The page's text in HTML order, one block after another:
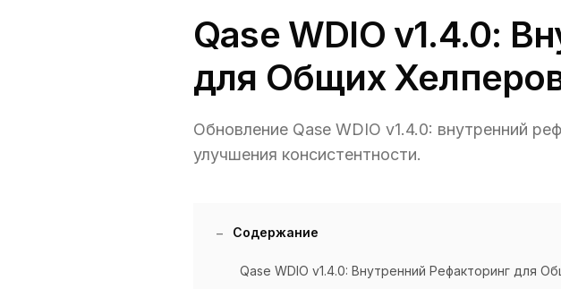
Qase WDIO v1.4.0:
для Общих
Обновление Qase WDIO v1.4.0: внутренний
улучшения консистентности.
Содержание
Qase WDIO v1.4.0: Внутренний Рефакторинг для